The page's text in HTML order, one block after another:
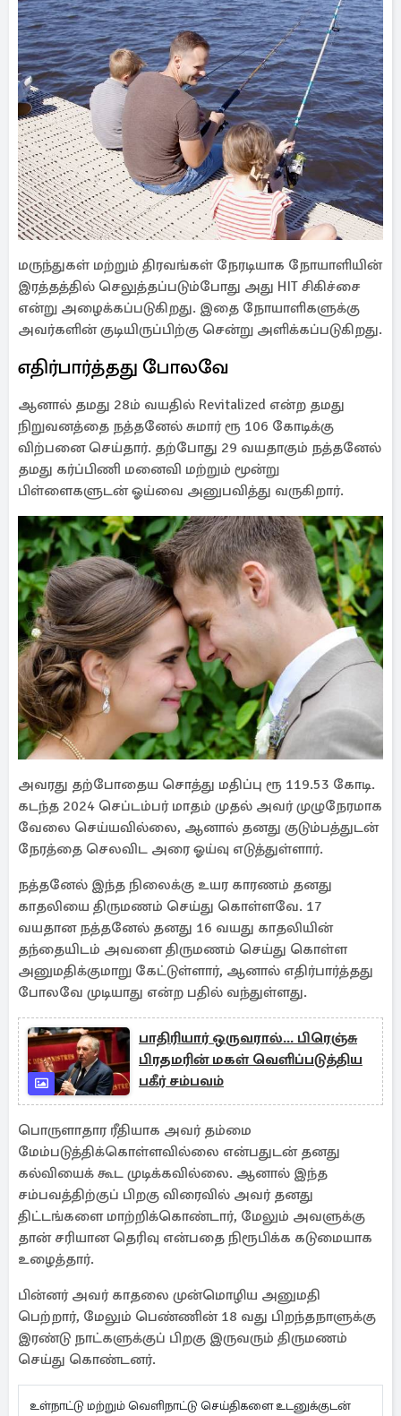
மருந்துகள் மற்றும் திரவங்கள் நேரடியாக நோயாளியின்
இரத்தத்தில் செலுத்தப்படும்போது அது HIT சிகிச்சை
என்று அழைக்கப்படுகிறது. இதை நோயாளிகளுக்கு
அவர்களின் குடியிருப்பிற்கு சென்று அளிக்கப்படுகிறது.
எதிர்பார்த்தது போலவே
ஆனால் தமது 28ம் வயதில் Revitalized என்ற தமது
நிறுவனத்தை நத்தனேல் சுமார் ரூ 106 கோடிக்கு
விற்பனை செய்தார். தற்போது 29 வயதாகும் நத்தனேல்
தமது கர்ப்பிணி மனைவி மற்றும் மூன்று
பிள்ளைகளுடன் ஓய்வை அனுபவித்து வருகிறார்.
அவரது தற்போதைய சொத்து மதிப்பு ரூ 119.53 கோடி.
கடந்த 2024 செப்டம்பர் மாதம் முதல் அவர் முழுநேரமாக
வேலை செய்யவில்லை, ஆனால் தனது குடும்பத்துடன்
நேரத்தை செலவிட அரை ஓய்வு எடுத்துள்ளார்.
நத்தனேல் இந்த நிலைக்கு உயர காரணம் தனது
காதலியை திருமணம் செய்து கொள்ளவே. 17
வயதான நத்தனேல் தனது 16 வயது காதலியின்
தந்தையிடம் அவளை திருமணம் செய்து கொள்ள
அனுமதிக்குமாறு கேட்டுள்ளார், ஆனால் எதிர்பார்த்தது
போலவே முடியாது என்ற பதில் வந்துள்ளது.
பாதிரியார் ஒருவரால்... பிரெஞ்சு
பிரதமரின் மகள் வெளிப்படுத்திய
பகீர் சம்பவம்
பொருளாதார ரீதியாக அவர் தம்மை
மேம்படுத்திக்கொள்ளவில்லை என்பதுடன் தனது
கல்வியைக் கூட முடிக்கவில்லை. ஆனால் இந்த
சம்பவத்திற்குப் பிறகு விரைவில் அவர் தனது
திட்டங்களை மாற்றிக்கொண்டார், மேலும் அவளுக்கு
தான் சரியான தெரிவு என்பதை நிரூபிக்க கடுமையாக
உழைத்தார்.
பின்னர் அவர் காதலை முன்மொழிய அனுமதி
பெற்றார், மேலும் பெண்ணின் 18 வது பிறந்தநாளுக்கு
இரண்டு நாட்களுக்குப் பிறகு இருவரும் திருமணம்
செய்து கொண்டனர்.
உள்நாட்டு மற்றும் வெளிநாட்டு செய்திகளை உடனுக்குடன்